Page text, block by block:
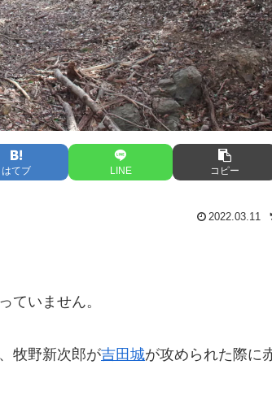
はてブ LINE コピー
2022.03.11
ていません。
牧野新次郎が吉田城が攻められた際に